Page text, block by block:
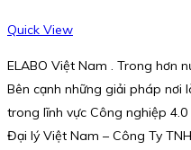
Quick View
ELABO Việt Nam . Trong hơn
Bên cạnh những giải pháp nơi
trong lĩnh vực Công nghiệp
Đại lý Việt Nam – Công Ty